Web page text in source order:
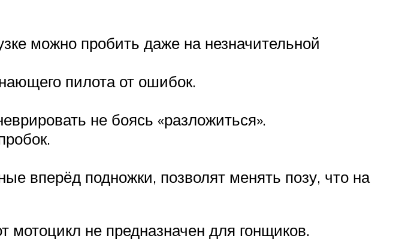
можно пробить даже на незначительной
пилота от ошибок.
не боясь «разложиться».
вперёд подножки, позволят менять позу, что на
мотоцикл не предназначен для гонщиков.